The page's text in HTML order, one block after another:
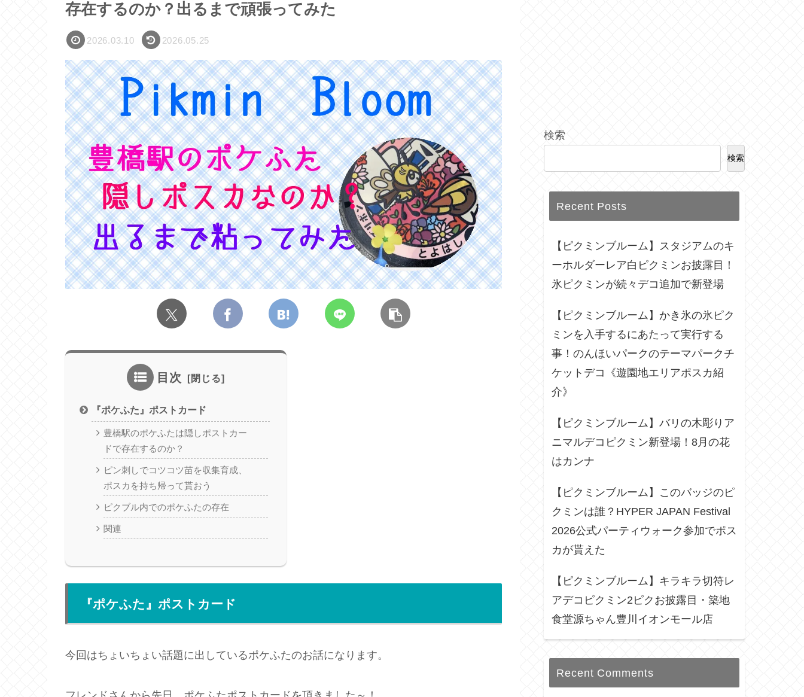
存在するのか？出るまで頑張ってみた
2026.03.10 2026.05.25
目次
『ポケふた』ポストカード
豊橋駅のポケふたは隠しポストカー
ドで存在するのか？
ピン刺しでコツコツ苗を収集育成、
ポスカを持ち帰って貰おう
ピクブル内でのポケふたの存在
関連
『ポケふた』ポストカード
今回はちょいちょい話題に出しているポケふたのお話になります。
検索
検索
Recent Posts
【ピクミンブルーム】スタジアムのキ
ーホルダーレア白ピクミンお披露目！
氷ピクミンが続々デコ追加で新登場
【ピクミンブルーム】かき氷の氷ピク
ミンを入手するにあたって実行する
事！のんほいパークのテーマパークチ
ケットデコ《遊園地エリアポスカ紹
介》
【ピクミンブルーム】バリの木彫りア
ニマルデコピクミン新登場！8月の花
はカンナ
【ピクミンブルーム】このバッジのピ
クミンは誰？HYPER JAPAN Festival
2026公式パーティウォーク参加でポス
カが貰えた
【ピクミンブルーム】キラキラ切符レ
アデコピクミン2ピクお披露目・築地
食堂源ちゃん豊川イオンモール店
Recent Comments